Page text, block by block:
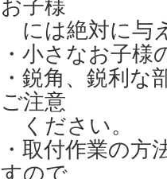
お子様
には絶対に与
・小さなお子
・鋭角、鋭利
ご注意
ください。
・取付作業の
すので